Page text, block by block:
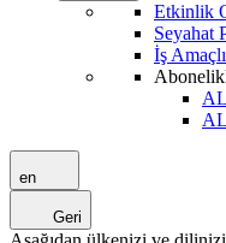
Etkinlik
Seyahat
İş
en
Geri